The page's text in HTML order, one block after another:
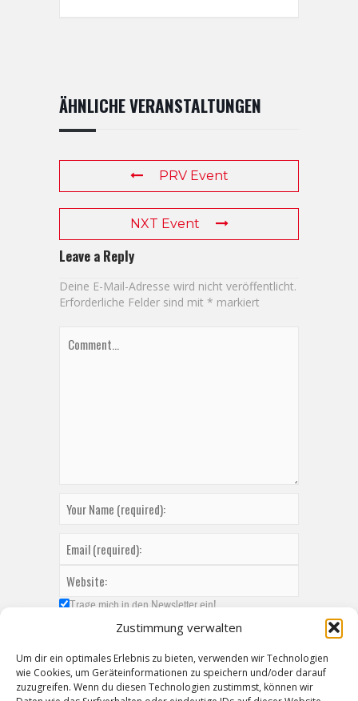
Zustimmung verwalten
Um dir ein optimales Erlebnis zu bieten, verwenden wir Technologien
wie Cookies, um Geräteinformationen zu speichern und/oder darauf
zuzugreifen. Wenn du diesen Technologien zustimmst, können wir
ÄHNLICHE VERANSTALTUNGEN
PRV Event
NXT Event
Leave a Reply
Deine E-Mail-Adresse wird nicht veröffentlicht.
Erforderliche Felder sind mit * markiert
Trage mich in den Newsletter ein!